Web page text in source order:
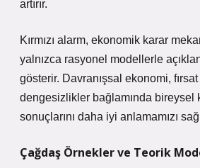
artırır.
Kırmızı alarm, ekonomik karar
yalnızca rasyonel modellerle
gösterir. Davranışsal ekonomi,
dengesizlikler bağlamında bireysel
sonuçlarını daha iyi anlamamızı
Çağdaş Örnekler ve Teorik